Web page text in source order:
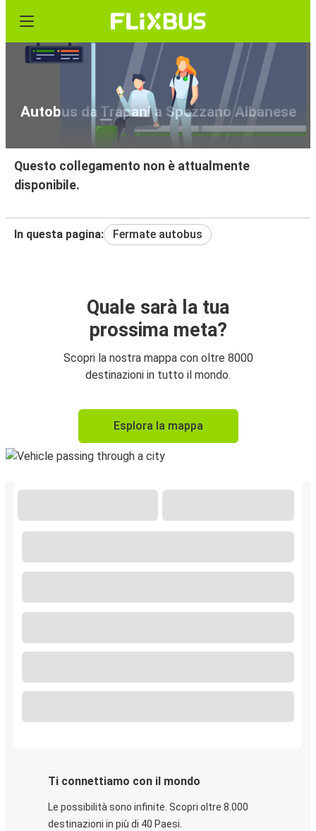
Autobus da Trapani a Spezzano Albanese
Questo collegamento non è attualmente
disponibile.
In questa pagina: Fermate autobus
Quale sarà la tua
prossima meta?
Scopri la nostra mappa con oltre 8000
destinazioni in tutto il mondo.
Esplora la mappa
Ti connettiamo con il mondo
Le possibilità sono infinite. Scopri oltre 8.000
destinazioni in più di 40 Paesi.